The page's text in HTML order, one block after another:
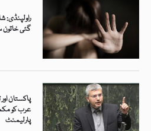
راولپنڈی:
گئی خاتون
پاکستان
عرب کو
پارلیمنٹ